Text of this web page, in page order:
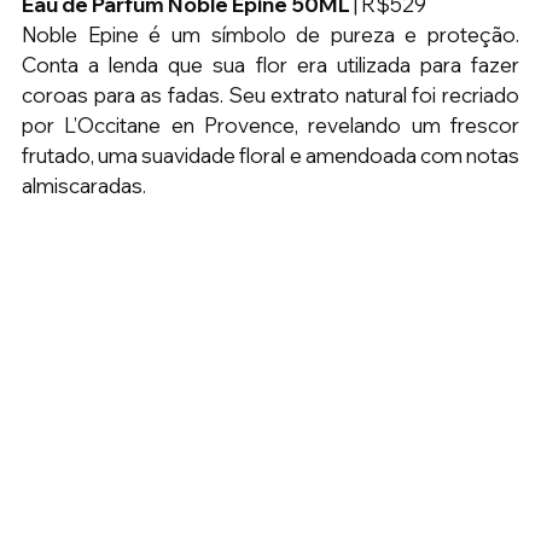
Noble Epine é um símbolo de pureza e proteção.
Conta a lenda que sua flor era utilizada para fazer
coroas para as fadas. Seu extrato natural foi recriado
por L’Occitane en Provence, revelando um frescor
frutado, uma suavidade floral e amendoada com notas
almiscaradas.